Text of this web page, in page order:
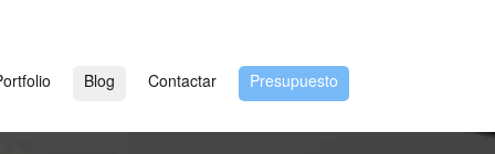
Blog Contactar Presupuesto